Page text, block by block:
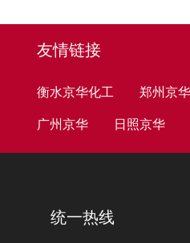
友情链接
衡水京华化工 郑州京华
广州京华
日照京华
统一热线